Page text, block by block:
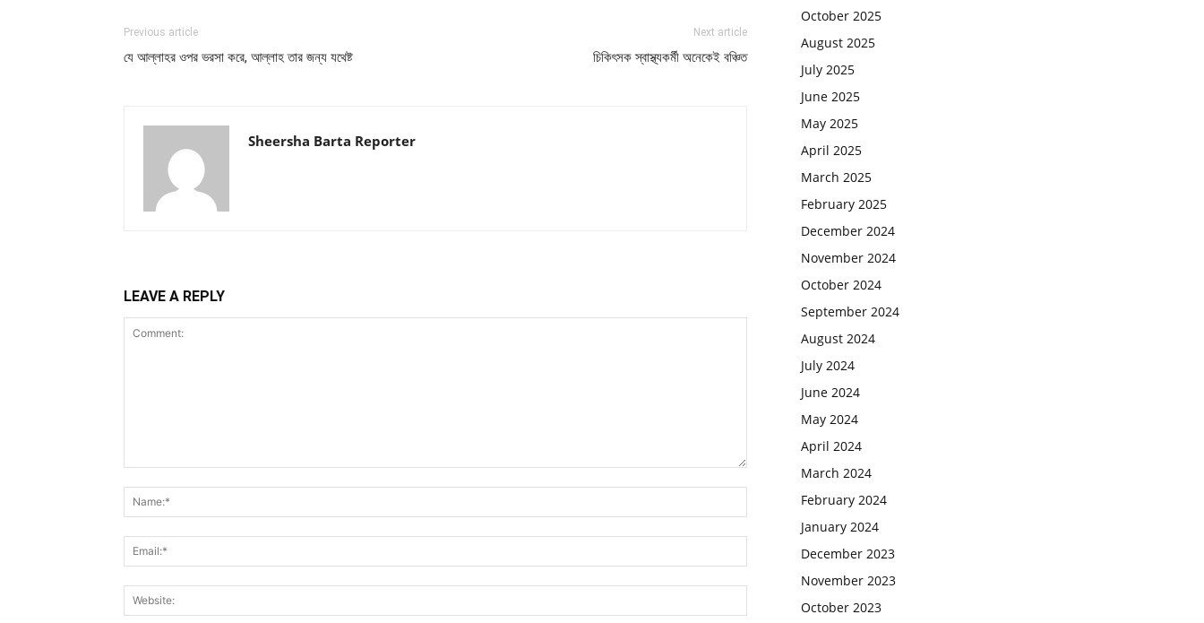
Previous article
যে আল্লাহর ওপর ভরসা করে, আল্লাহ তার জন্য যথেষ্ট
Next article
চিকিৎসক স্বাস্থ্যকর্মী অনেকেই বঞ্চিত
Sheersha Barta Reporter
LEAVE A REPLY
October 2025
August 2025
July 2025
June 2025
May 2025
April 2025
March 2025
February 2025
December 2024
November 2024
October 2024
September 2024
August 2024
July 2024
June 2024
May 2024
April 2024
March 2024
February 2024
January 2024
December 2023
November 2023
October 2023